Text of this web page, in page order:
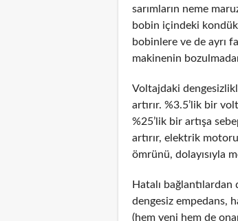
sarımların neme
bobin içindeki
bobinlere ve de ayrı
makinenin
Voltajdaki
artırır. %3.5’lik bir
%25’lik bir artışa
artırır, elektrik
ömrünü, dolayısıyla
Hatalı bağlantılardan
dengesiz empedans,
(hem yeni hem de